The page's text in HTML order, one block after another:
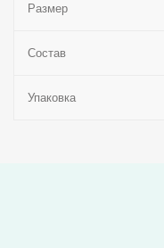
Размер
Состав
Упаковка